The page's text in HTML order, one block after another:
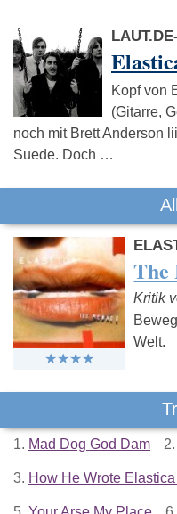
Kopf von
(Gitarre,
noch mit Brett Anderson
Suede. Doch …
The
Kritik
Welt.
1. Mad Dog God Dam 2.
3. How He Wrote